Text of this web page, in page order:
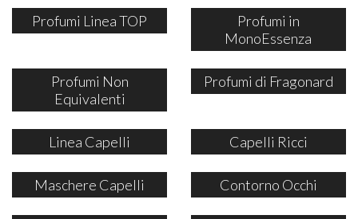
Profumi Linea TOP
Profumi in
MonoEssenza
Profumi Non
Equivalenti
Profumi di Fragonard
Linea Capelli Capelli Ricci
Maschere Capelli Contorno Occhi